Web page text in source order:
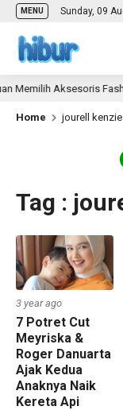
MENU Sunday, 09
Memilih Aksesoris
Home jourell
Tag :
3 year ago
7 Potret Cut
Meyriska &
Roger Danuarta
Ajak Kedua
Anaknya Naik
Kereta Api